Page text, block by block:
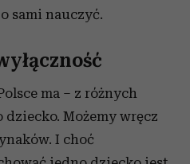
sami nauczyć.
ma – z różnych
Możemy wręcz
I choć